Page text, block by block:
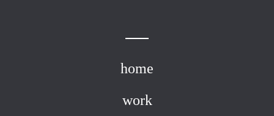
home
work